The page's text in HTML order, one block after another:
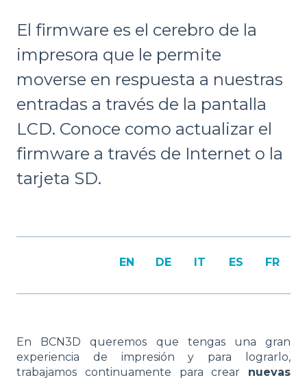
El firmware es el cerebro de la
impresora que le permite
moverse en respuesta a nuestras
entradas a través de la pantalla
LCD. Conoce como actualizar el
firmware a través de Internet o la
tarjeta SD.
EN DE IT ES FR
En BCN3D queremos que tengas una gran
experiencia de impresión y para lograrlo,
trabajamos continuamente para crear nuevas